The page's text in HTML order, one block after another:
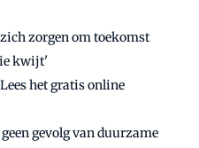
zorgen om toekomst
kwijt'
het gratis online
gevolg van duurzame